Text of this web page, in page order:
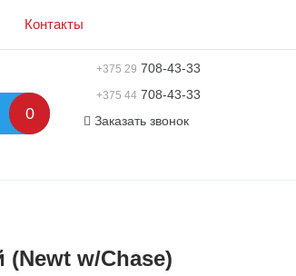
Контакты
0
+375 29 708-43-33
+375 44708-43-33
Заказать звонок
w/Chase)